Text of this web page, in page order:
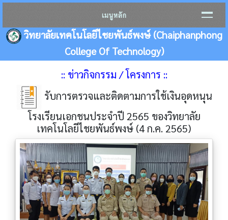
เมนูหลัก
วิทยาลัยเทคโนโลยีไชยพันธ์พงษ์ (Chaiphanphong
College Of Technology)
:: ข่าวกิจกรรม / โครงการ ::
รับการตรวจและติดตามการใช้เงินอุดหนุน
โรงเรียนเอกชนประจำปี 2565 ของวิทยาลัย
เทคโนโลยีไชยพันธ์พงษ์ (4 ก.ค. 2565)